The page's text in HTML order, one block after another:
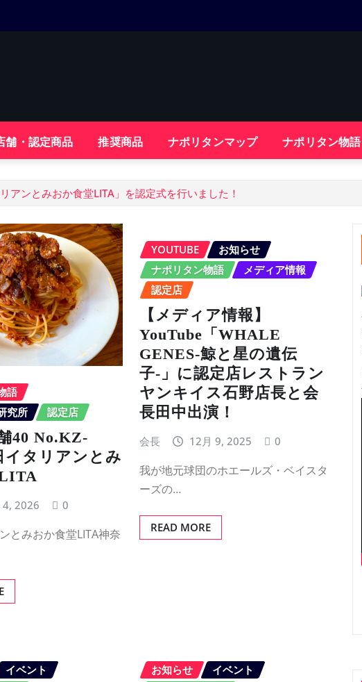
舗・認定商品 推奨商品 ナポリタンマップ ナポリタン物語
アンとみおか食堂LITA」を認定式を行いました！
語
究所
認定店
40 No.KZ-
イタリアンとみ
4, 2026 0
とみおか食堂LITA神奈
YOUTUBE
お知らせ
ナポリタン物語
メディア情報
認定店
【メディア情報】
YouTube「WHALE
GENES-鯨と星の遺伝
子-」に認定店レストラン
ヤンキイス石野店長と会
長田中出演！
会長 12月 9, 2025 0
我が地元球団のホエールズ・ベイスタ
ーズの…
READ MORE
イベント
お知らせ
イベント